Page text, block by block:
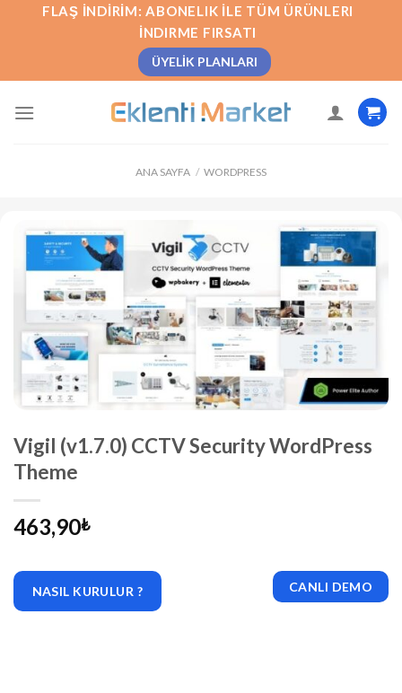
FLAŞ İNDIRIM: ABONELIK İLE TÜM ÜRÜNLERI
İNDIRME FIRSATI
ÜYELIK PLANLARI
ANA SAYFA / WORDPRESS
Vigil (v1.7.0) CCTV Security WordPress
Theme
463,90₺
NASIL KURULUR ? CANLI DEMO